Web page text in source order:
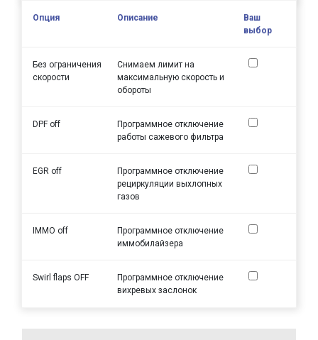
Опция Описание
Ваш
выбор
Без ограничения
скорости
Снимаем лимит на
максимальную скорость и
обороты
DPF off
Программное отключение
работы сажевого фильтра
EGR off
Программное отключение
рециркуляции выхлопных
газов
IMMO off
Программное отключение
иммобилайзера
Swirl flaps OFF
Программное отключение
вихревых заслонок